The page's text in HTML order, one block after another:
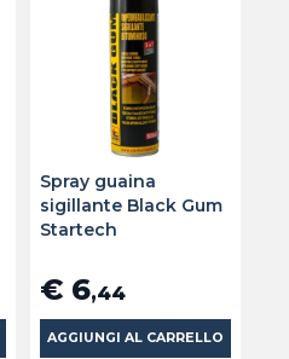
Spray guaina
sigillante Black Gum
Startech
€ 6,44
AGGIUNGI AL CARRELLO